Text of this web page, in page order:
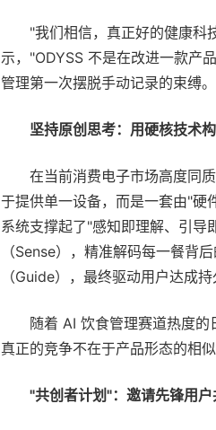
"我们相信，真正好的健康科
示，"ODYSS 不是在改进一款产
管理第一次摆脱手动记录的束缚
坚持原创思考：用硬核技术
在当前消费电子市场高度同质
于提供单一设备，而是一套由"硬
系统支撑起了"感知即理解、引导
（Sense），精准解码每一餐背
（Guide），最终驱动用户达成
随着 AI 饮食管理赛道热度的
真正的竞争不在于产品形态的相
"共创者计划"：邀请先锋用